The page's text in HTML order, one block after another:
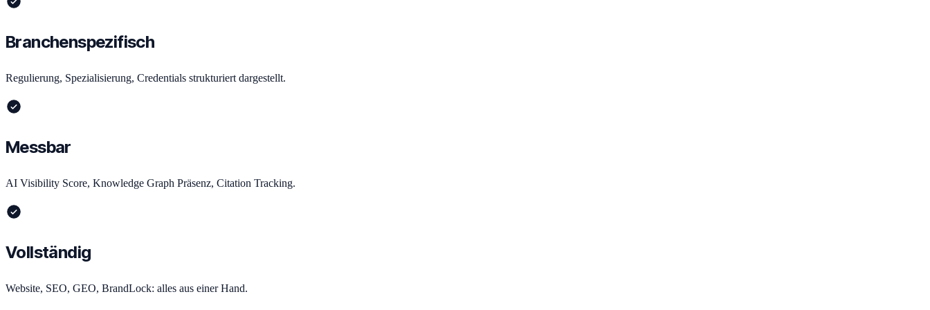
Branchenspezifisch
Regulierung, Spezialisierung, Credentials strukturiert dargestellt.
Messbar
AI Visibility Score, Knowledge Graph Präsenz, Citation Tracking.
Vollständig
Website, SEO, GEO, BrandLock: alles aus einer Hand.